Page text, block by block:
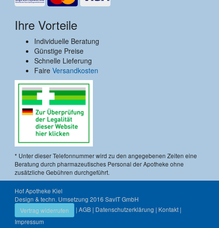
Ihre Vorteile
Individuelle Beratung
Günstige Preise
Schnelle Lieferung
Faire Versandkosten
* Unter dieser Telefonnummer wird zu den angegebenen Zeiten eine
Beratung durch pharmazeutisches Personal der Apotheke ohne
zusätzliche Gebühren durchgeführt.
Hof Apotheke Kiel
Design & techn. Umsetzung 2016 SavIT GmbH
Vertrag widerrufen
| AGB | Datenschutzerklärung | Kontakt |
Impressum